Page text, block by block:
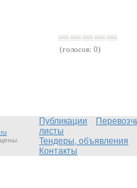
(голосов: 0)
Публикации
листы
Тендеры, объявления
Контакты